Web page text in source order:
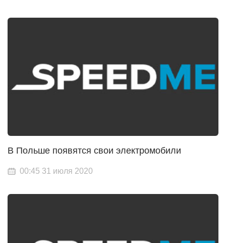
В Польше появятся свои электромобили
00:45 31 июля 2020